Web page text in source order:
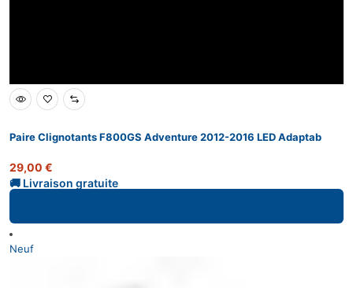
Paire Clignotants F800GS Adventure 2012-2016 LED Adaptab
29,00 €
Neuf